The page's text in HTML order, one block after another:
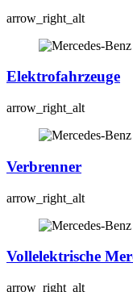
arrow_right_alt
Elektrofahrzeuge
arrow_right_alt
Verbrenner
arrow_right_alt
Vollelektrische
arrow_right_alt